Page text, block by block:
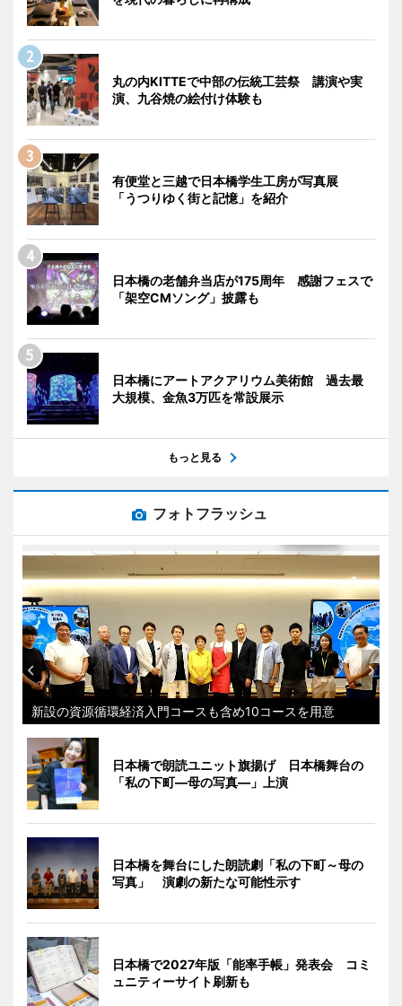
丸の内KITTEで中部の伝統工芸祭 講演や実
演、九谷焼の絵付け体験も
有便堂と三越で日本橋学生工房が写真展
「うつりゆく街と記憶」を紹介
日本橋の老舗弁当店が175周年 感謝フェスで
「架空CMソング」披露も
日本橋にアートアクアリウム美術館 過去最
大規模、金魚3万匹を常設展示
もっと見る
フォトフラッシュ
新設の資源循環経済入門コースも含め10コースを用意
日本橋で朗読ユニット旗揚げ 日本橋舞台の
「私の下町―母の写真―」上演
日本橋を舞台にした朗読劇「私の下町～母の
写真」 演劇の新たな可能性示す
日本橋で2027年版「能率手帳」発表会 コミ
ュニティーサイト刷新も